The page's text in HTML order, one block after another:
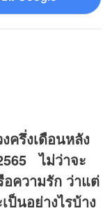
ครึ่งเดือนหลัง
ไม่ว่าจะ
อความรัก ว่าแต่
ป็นอย่างไรบ้าง